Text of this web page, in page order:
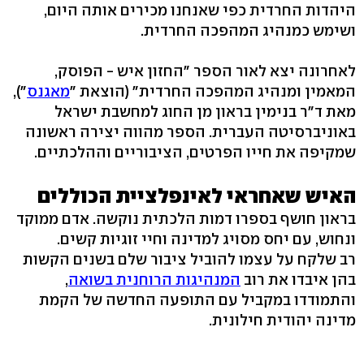
היהדות החרדית כפי שאנחנו מכירים אותה היום,
ושימש כמנהיג המהפכה החרדית.
לאחרונה יצא לאור הספר "החזון איש - הפוסק,
המאמין ומנהיג המהפכה החרדית" (הוצאת "מאגנס"),
מאת ד"ר בנימין בראון מן החוג למחשבת ישראל
באוניברסיטה העברית. הספר מהווה יצירה ראשונה
שמקיפה את חייו הפרטים, הציבוריים וההלכתיים.
האיש שאחראי לאינפלציית הכוללים
בראון חושף בספרו דמות הלכתית נוקשה. אדם ממוקד
ונחוש, עם יחס מסויג למדינה וחיי זוגיות קשים.
רב שלקח על עצמו להוביל ציבור שלם בשנים הקשות
בהן איבדו את רוב המנהיגות הרוחנית בשואה,
והתמודדו במקביל עם התופעה החדשה של הקמת
מדינה יהודית חילונית.